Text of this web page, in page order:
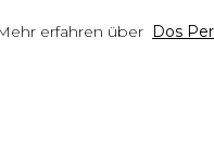
erfahren über Dos